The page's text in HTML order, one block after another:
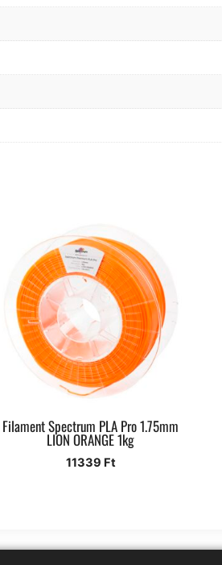
Filament Spectrum PLA Pro 1.75mm
LION ORANGE 1kg
11339 Ft